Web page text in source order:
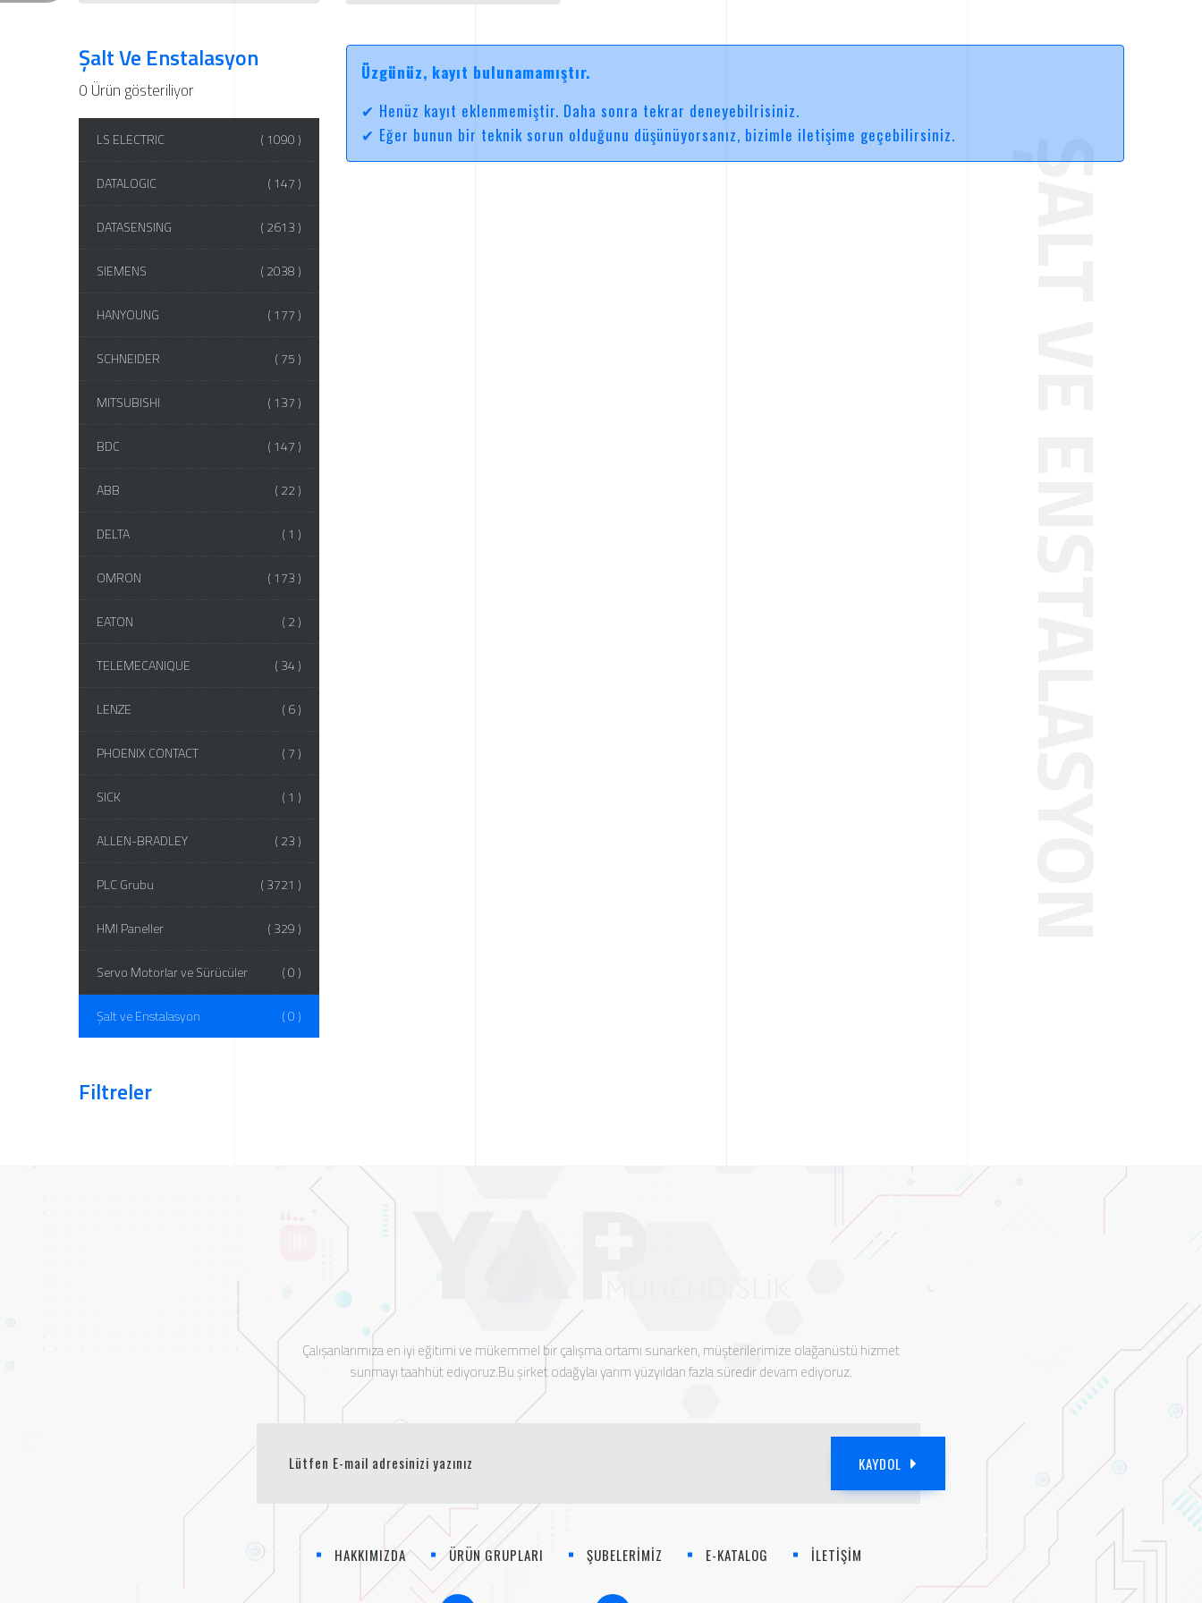
Şalt Ve Enstalasyon
0 Ürün gösteriliyor
LS ELECTRIC ( 1090 )
DATALOGIC ( 147 )
DATASENSING ( 2613 )
SIEMENS ( 2038 )
HANYOUNG ( 177 )
SCHNEIDER ( 75 )
MITSUBISHI ( 137 )
BDC ( 147 )
ABB ( 22 )
DELTA ( 1 )
OMRON ( 173 )
EATON ( 2 )
TELEMECANIQUE ( 34 )
LENZE ( 6 )
PHOENIX CONTACT ( 7 )
SICK ( 1 )
ALLEN-BRADLEY ( 23 )
PLC Grubu ( 3721 )
HMI Paneller ( 329 )
Servo Motorlar ve Sürücüler ( 0 )
Şalt ve Enstalasyon ( 0 )
Filtreler
Üzgünüz, kayıt bulunamamıştır.
✔ Henüz kayıt eklenmemiştir. Daha sonra tekrar deneyebilrisiniz.
✔ Eğer bunun bir teknik sorun olduğunu düşünüyorsanız, bizimle iletişime geçebilirsiniz.
Çalışanlarımıza en iyi eğitimi ve mükemmel bir çalışma ortamı sunarken, müşterilerimize olağanüstü hizmet
sunmayı taahhüt ediyoruz.Bu şirket odağylaı yarım yüzyıldan fazla süredir devam ediyoruz.
KAYDOL
HAKKIMIZDA ÜRÜN GRUPLARI ŞUBELERİMİZ E-KATALOG İLETİŞİM